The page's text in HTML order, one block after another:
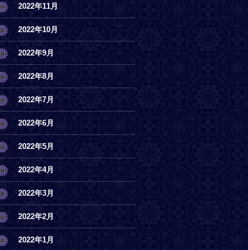
2022年11月
2022年10月
2022年9月
2022年8月
2022年7月
2022年6月
2022年5月
2022年4月
2022年3月
2022年2月
2022年1月